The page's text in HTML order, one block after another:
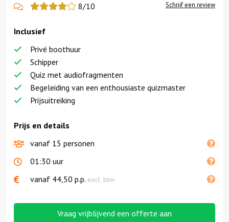
8/10
Schrijf een review
Prijs en details
vanaf 15 personen
01:30 uur
vanaf 44,50 p.p. excl. btw
Inclusief
Privé boothuur
Schipper
Quiz met audiofragmenten
Begeleiding van een enthousiaste quizmaster
Prijsuitreiking
Vraag vrijblijvend een offerte aan